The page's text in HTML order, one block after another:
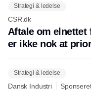
Strategi & ledelse
CSR.dk
Aftale om elnettet
er ikke nok at
Strategi & ledelse
Dansk Industri